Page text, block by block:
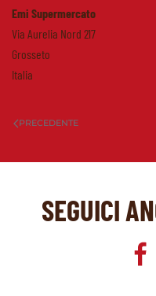
Emi Supermercato
Via Aurelia Nord 217
Grosseto
Italia
PRECEDENTE
SEGUICI